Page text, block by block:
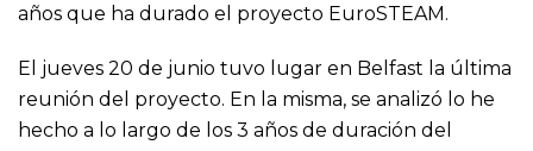
años que ha durado el proyecto EuroSTEAM.
El jueves 20 de junio tuvo lugar en Belfast la última
reunión del proyecto. En la misma, se analizó lo he
hecho a lo largo de los 3 años de duración del